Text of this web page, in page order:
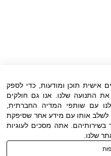
אישית תוכן ומודעות, כדי לספק
התנועה שלנו. אנו גם חולקים
עם שותפי המדיה החברתית,
לשלב אותו עם מידע אחר שסיפקת
אתה מסכים לעוגיות
שלנו.